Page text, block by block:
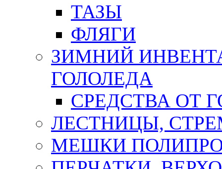
ТАЗЫ
ФЛЯГИ
ЗИМНИЙ
ГОЛОЛЕДА
СРЕДСТВА ОТ
ЛЕСТНИЦЫ,
МЕШКИ